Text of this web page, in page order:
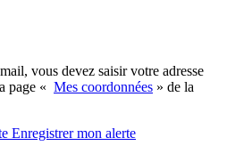
vous devez saisir votre adresse
page « Mes coordonnées » de la
Enregistrermon alerte